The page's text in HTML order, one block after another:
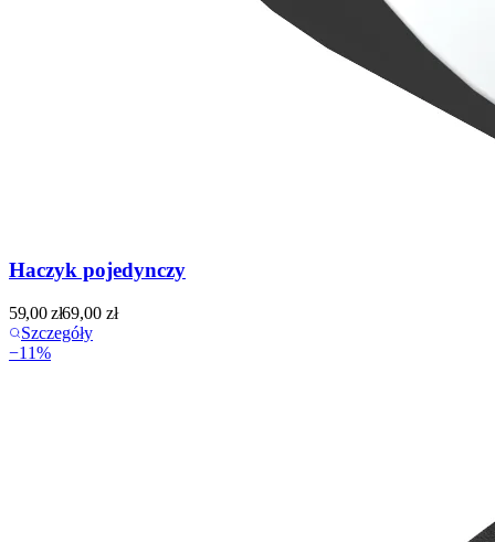
Haczyk pojedynczy
59,00zł69,00 zł
Szczegóły
−11%